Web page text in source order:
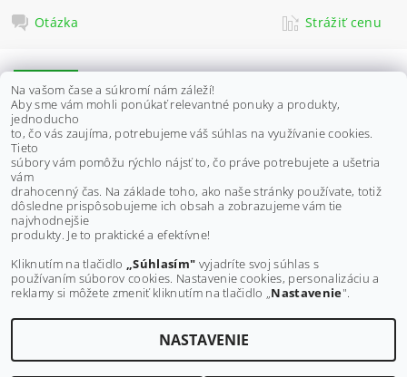
Otázka
Strážiť cenu
POPIS
DISKUSIA
Vhodné pro modely:
Access Tomahawk 250/300/400
Buďte prvý, kto napíše príspevok k tejto položke.
2026 ©MAXMOTO.SK, všetky práva vyhradenéUpraviť nastavenie cookies
Na vašom čase a súkromí nám záleží!
Aby sme vám mohli ponúkať relevantné ponuky a produkty,
jednoducho
to, čo vás zaujíma, potrebujeme váš súhlas na využívanie cookies.
Tieto
súbory vám pomôžu rýchlo nájsť to, čo práve potrebujete a ušetria
vám
drahocenný čas. Na základe toho, ako naše stránky používate, totiž
dôsledne prispôsobujeme ich obsah a zobrazujeme vám tie
najvhodnejšie
produkty. Je to praktické a efektívne!
Kliknutím na tlačidlo „Súhlasím" vyjadríte svoj súhlas s
používaním súborov cookies. Nastavenie cookies, personalizáciu a
reklamy si môžete zmeniť kliknutím na tlačidlo „Nastavenie".
NASTAVENIE